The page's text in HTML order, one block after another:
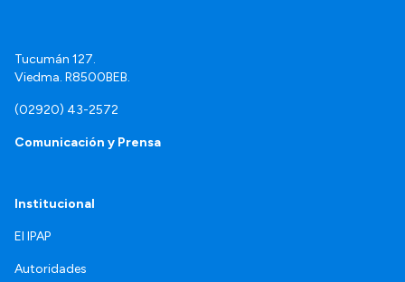
Tucumán 127.
Viedma. R8500BEB.
(02920) 43-2572
Comunicación y Prensa
Institucional
El IPAP
Autoridades